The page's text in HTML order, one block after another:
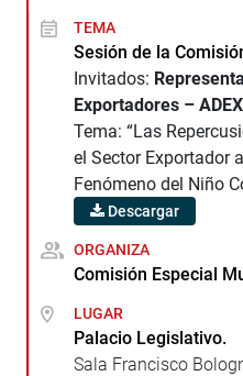
TEMA
Sesión de la
Invitados:
Exportadores –
Tema: “Las
el Sector Exportador
Fenómeno del Niño
Descargar
ORGANIZA
Comisión Especial
LUGAR
Palacio Legislativo.
Sala Francisco